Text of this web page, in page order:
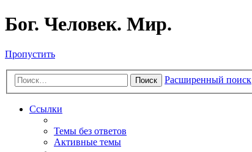
Бог. Человек. Мир.
Пропустить
Поиск Расширенный поиск
Ссылки
Темы без ответов
Активные темы